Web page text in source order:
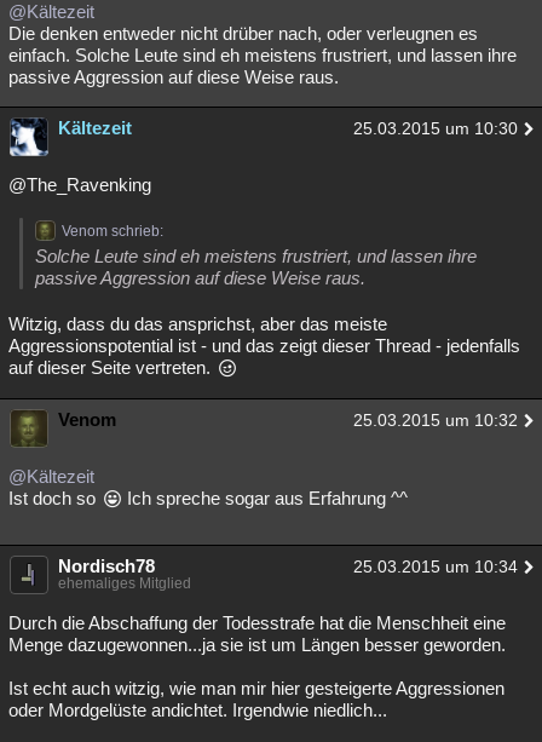
@Kältezeit
Die denken entweder nicht drüber nach, oder verleugnen es
einfach. Solche Leute sind eh meistens frustriert, und lassen ihre
passive Aggression auf diese Weise raus.
Kältezeit 25.03.2015 um 10:30
@The_Ravenking
Venom schrieb:
Solche Leute sind eh meistens frustriert, und lassen ihre
passive Aggression auf diese Weise raus.
Witzig, dass du das ansprichst, aber das meiste
Aggressionspotential ist - und das zeigt dieser Thread - jedenfalls
auf dieser Seite vertreten.
Venom 25.03.2015 um 10:32
@Kältezeit
Ist doch so
Ich spreche sogar aus Erfahrung ^^
Nordisch78 25.03.2015 um 10:34
ehemaliges Mitglied
Durch die Abschaffung der Todesstrafe hat die Menschheit eine
Menge dazugewonnen...ja sie ist um Längen besser geworden.
Ist echt auch witzig, wie man mir hier gesteigerte Aggressionen
oder Mordgelüste andichtet. Irgendwie niedlich...